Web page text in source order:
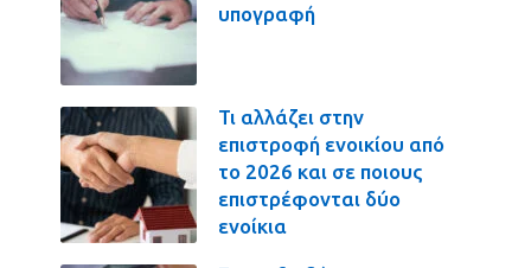
υπογραφή
Τι αλλάζει στην
επιστροφή ενοικίου από
το 2026 και σε ποιους
επιστρέφονται δύο
ενοίκια